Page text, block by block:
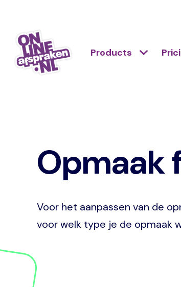
main
content
links
Hoofdnavigatie
Primair
Products
Opmaak
Voor het aanpassen van de
voor welk type je de opmaak